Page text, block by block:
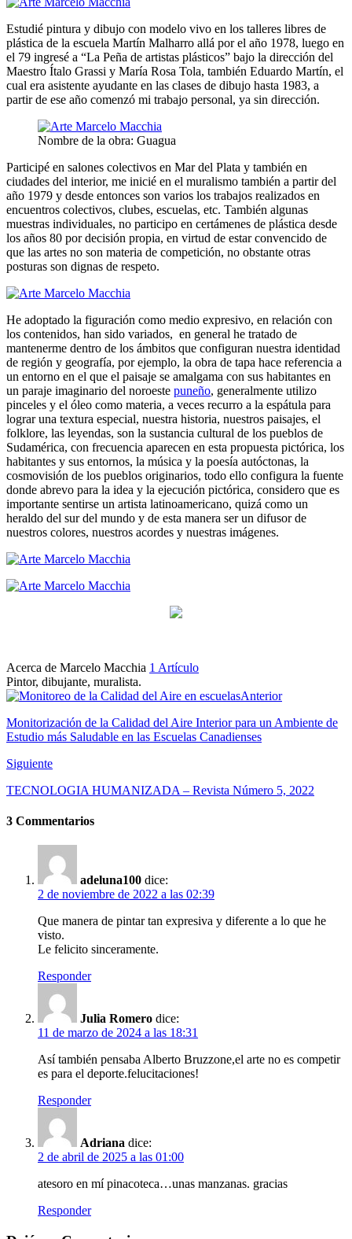
Estudié pintura y dibujo con modelo vivo en los talleres libres de
plástica de la escuela Martín Malharro allá por el año 1978, luego en
el 79 ingresé a “La Peña de artistas plásticos” bajo la dirección del
Maestro Ítalo Grassi y María Rosa Tola, también Eduardo Martín, el
cual era asistente ayudante en las clases de dibujo hasta 1983, a
partir de ese año comenzó mi trabajo personal, ya sin dirección.
Nombre de la obra: Guagua
Participé en salones colectivos en Mar del Plata y también en
ciudades del interior, me inicié en el muralismo también a partir del
año 1979 y desde entonces son varios los trabajos realizados en
encuentros colectivos, clubes, escuelas, etc. También algunas
muestras individuales, no participo en certámenes de plástica desde
los años 80 por decisión propia, en virtud de estar convencido de
que las artes no son materia de competición, no obstante otras
posturas son dignas de respeto.
He adoptado la figuración como medio expresivo, en relación con
los contenidos, han sido variados, en general he tratado de
mantenerme dentro de los ámbitos que configuran nuestra identidad
de región y geografía, por ejemplo, la obra de tapa hace referencia a
un entorno en el que el paisaje se amalgama con sus habitantes en
un paraje imaginario del noroeste puneño, generalmente utilizo
pinceles y el óleo como materia, a veces recurro a la espátula para
lograr una textura especial, nuestra historia, nuestros paisajes, el
folklore, las leyendas, son la sustancia cultural de los pueblos de
Sudamérica, con frecuencia aparecen en esta propuesta pictórica, los
habitantes y sus entornos, la música y la poesía autóctonas, la
cosmovisión de los pueblos originarios, todo ello configura la fuente
donde abrevo para la idea y la ejecución pictórica, considero que es
importante sentirse un artista latinoamericano, quizá como un
heraldo del sur del mundo y de esta manera ser un difusor de
nuestros colores, nuestros acordes y nuestras imágenes.
Acerca de Marcelo Macchia 1 Artículo
Pintor, dibujante, muralista.
Anterior
Monitorización de la Calidad del Aire Interior para un Ambiente de
Estudio más Saludable en las Escuelas Canadienses
Siguiente
TECNOLOGIA HUMANIZADA – Revista Número 5, 2022
3 Commentarios
adeluna100 dice:
2 de noviembre de 2022 a las 02:39
Que manera de pintar tan expresiva y diferente a lo que he
visto.
Le felicito sinceramente.
Responder
Julia Romero dice:
11 de marzo de 2024 a las 18:31
Así también pensaba Alberto Bruzzone,el arte no es competir
es para el deporte.felucitaciones!
Responder
Adriana dice:
2 de abril de 2025 a las 01:00
atesoro en mí pinacoteca…unas manzanas. gracias
Responder